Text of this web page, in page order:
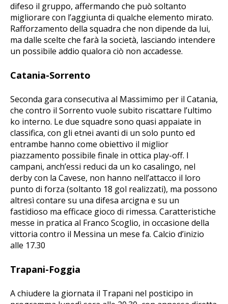
difeso il gruppo, affermando che può soltanto
migliorare con l’aggiunta di qualche elemento mirato.
Rafforzamento della squadra che non dipende da lui,
ma dalle scelte che farà la società, lasciando intendere
un possibile addio qualora ciò non accadesse.
Catania-Sorrento
Seconda gara consecutiva al Massimimo per il Catania,
che contro il Sorrento vuole subito riscattare l’ultimo
ko interno. Le due squadre sono quasi appaiate in
classifica, con gli etnei avanti di un solo punto ed
entrambe hanno come obiettivo il miglior
piazzamento possibile finale in ottica play-off. I
campani, anch’essi reduci da un ko casalingo, nel
derby con la Cavese, non hanno nell’attacco il loro
punto di forza (soltanto 18 gol realizzati), ma possono
altresì contare su una difesa arcigna e su un
fastidioso ma efficace gioco di rimessa. Caratteristiche
messe in pratica al Franco Scoglio, in occasione della
vittoria contro il Messina un mese fa. Calcio d’inizio
alle 17.30
Trapani-Foggia
A chiudere la giornata il Trapani nel posticipo in